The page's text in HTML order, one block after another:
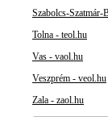
Szabolcs-Szatmár-
Tolna - teol.hu
Vas - vaol.hu
Veszprém - veol.hu
Zala - zaol.hu